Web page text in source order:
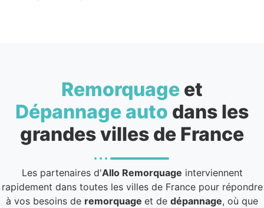
Remorquage et
Dépannage auto dans les
grandes villes de France
Les partenaires d'Allo Remorquage interviennent
rapidement dans toutes les villes de France pour répondre
à vos besoins de remorquage et de dépannage, où que